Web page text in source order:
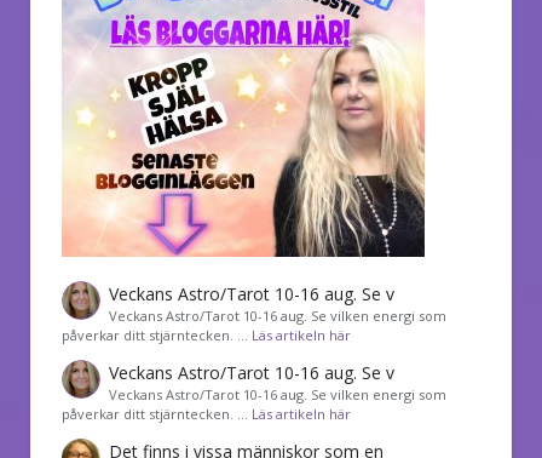
Veckans Astro/Tarot 10-16 aug. Se v
Veckans Astro/Tarot 10-16 aug. Se vilken energi som
påverkar ditt stjärntecken. … Läs artikeln här
Veckans Astro/Tarot 10-16 aug. Se v
Veckans Astro/Tarot 10-16 aug. Se vilken energi som
påverkar ditt stjärntecken. … Läs artikeln här
Det finns i vissa människor som en